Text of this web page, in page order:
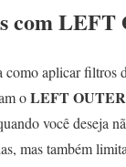
com
como aplicar filtros
oLEFT
você deseja
mas também